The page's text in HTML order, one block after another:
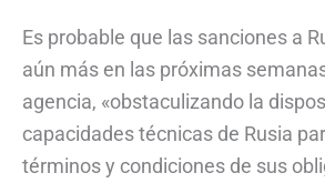
Es probable que las sanciones a
aún más en las próximas
agencia, «obstaculizando la
capacidades técnicas de Rusia
términos y condiciones de sus